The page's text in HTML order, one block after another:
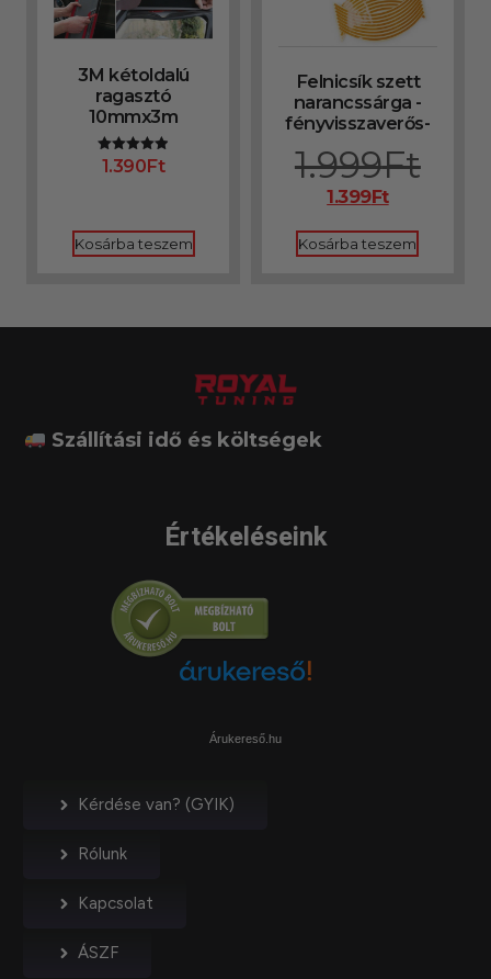
3M kétoldalú
ragasztó
10mmx3m
Értékelés:
4.92
1.390Ft
Kosárba teszem
Felnicsík szett
narancssárga -
fényvisszaverős-
1.999Ft
1.399Ft
Kosárba teszem
Szállítási idő és költségek
Értékeléseink
Árukereső.hu
Kérdése van? (GYIK)
Rólunk
Kapcsolat
ÁSZF